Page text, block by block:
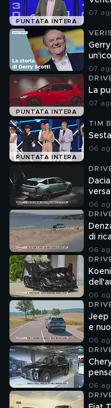
PUNTATA INTERA
07
07
PUNTATA INTERA
La
07
PUNTATA INTERA
TIM
06
06
di
06
06
Jeep
e
06
06